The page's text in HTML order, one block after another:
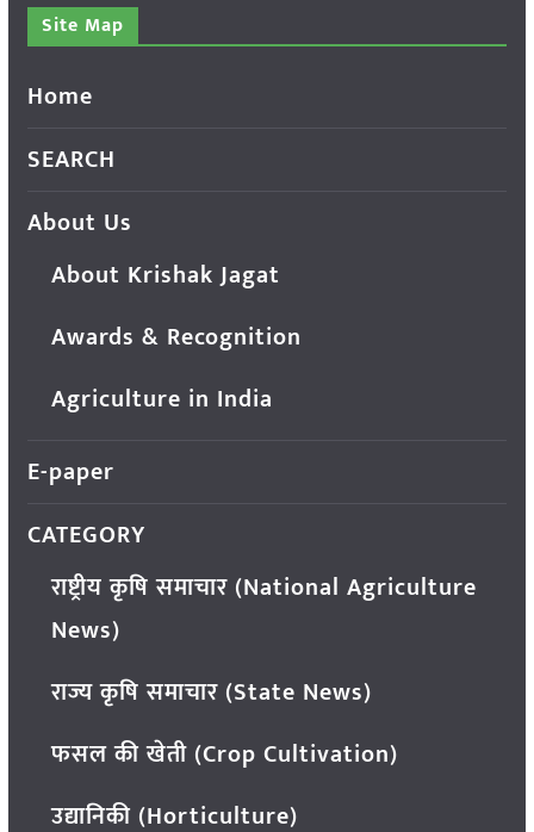
Site Map
Home
SEARCH
About Us
About Krishak Jagat
Awards & Recognition
Agriculture in India
E-paper
CATEGORY
राष्ट्रीय कृषि समाचार (National Agriculture
News)
राज्य कृषि समाचार (State News)
फसल की खेती (Crop Cultivation)
उद्यानिकी (Horticulture)